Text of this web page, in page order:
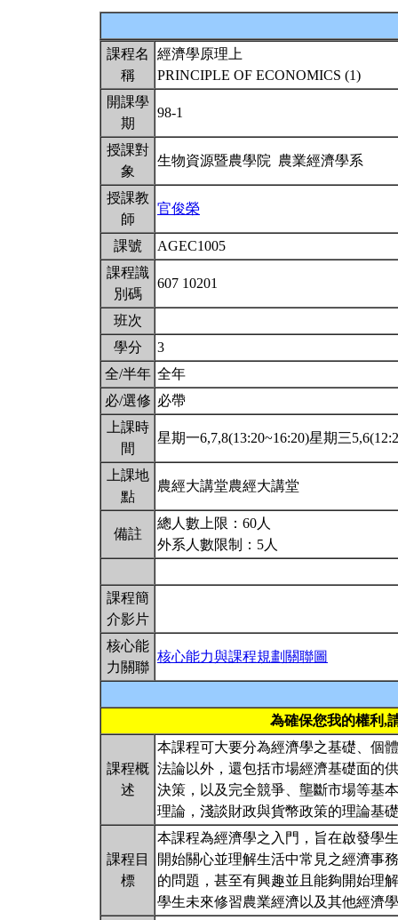
課程名
稱
經濟學原理上
PRINCIPLE OF ECONOMICS (1)
開課學
期
98-1
授課對
象
生物資源暨農學院 農業經濟學系
授課教
師
官俊榮
課號
AGEC1005
課程識
別碼
607 10201
班次
學分
3
全/半年 全年
必/選修 必帶
上課時
間
星期一6,7,8(13:20~16:20)星期三
上課地
點
農經大講堂農經大講堂
備註
總人數上限：60人
外系人數限制：5人
課程簡
介影片
核心能
力關聯
核心能力與課程規劃關聯圖
為確保您我的權利,
課程概
述
本課程可大要分為經濟學之基礎、個
法論以外，還包括市場經濟基礎面的
決策，以及完全競爭、壟斷市場等基
理論，淺談財政與貨幣政策的理論基
課程目
標
本課程為經濟學之入門，旨在啟發學
開始關心並理解生活中常見之經濟事
的問題，甚至有興趣並且能夠開始理
學生未來修習農業經濟以及其他經濟